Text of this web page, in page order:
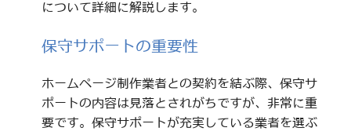
について詳細に解説します。
保守サポートの重要性
ホームページ制作業者との契約を結ぶ際、保守サ
ポートの内容は見落とされがちですが、非常に重
要です。保守サポートが充実している業者を選ぶ